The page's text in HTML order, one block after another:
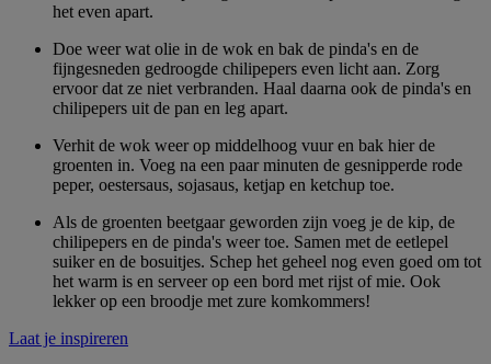
het even apart.
Doe weer wat olie in de wok en bak de pinda's en de
fijngesneden gedroogde chilipepers even licht aan. Zorg
ervoor dat ze niet verbranden. Haal daarna ook de pinda's en
chilipepers uit de pan en leg apart.
Verhit de wok weer op middelhoog vuur en bak hier de
groenten in. Voeg na een paar minuten de gesnipperde rode
peper, oestersaus, sojasaus, ketjap en ketchup toe.
Als de groenten beetgaar geworden zijn voeg je de kip, de
chilipepers en de pinda's weer toe. Samen met de eetlepel
suiker en de bosuitjes. Schep het geheel nog even goed om tot
het warm is en serveer op een bord met rijst of mie. Ook
lekker op een broodje met zure komkommers!
Laat je inspireren